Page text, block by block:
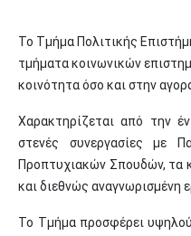
To Τμήμα Πολιτικής
τμήματα κοινωνικών
κοινότητα όσο και στην
Χαρακτηρίζεται από την
στενές συνεργασίες με
Προπτυχιακών Σπουδών, τα
και διεθνώς αναγνωρισμένη
Το Τμήμα προσφέρει